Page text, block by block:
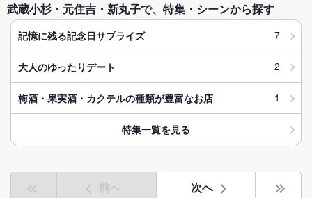
武蔵小杉・元住吉・新丸子で、特集・シーンから探す
記憶に残る記念日サプライズ 7
大人のゆったりデート 2
梅酒・果実酒・カクテルの種類が豊富なお店 1
特集一覧を見る
前へ 次へ